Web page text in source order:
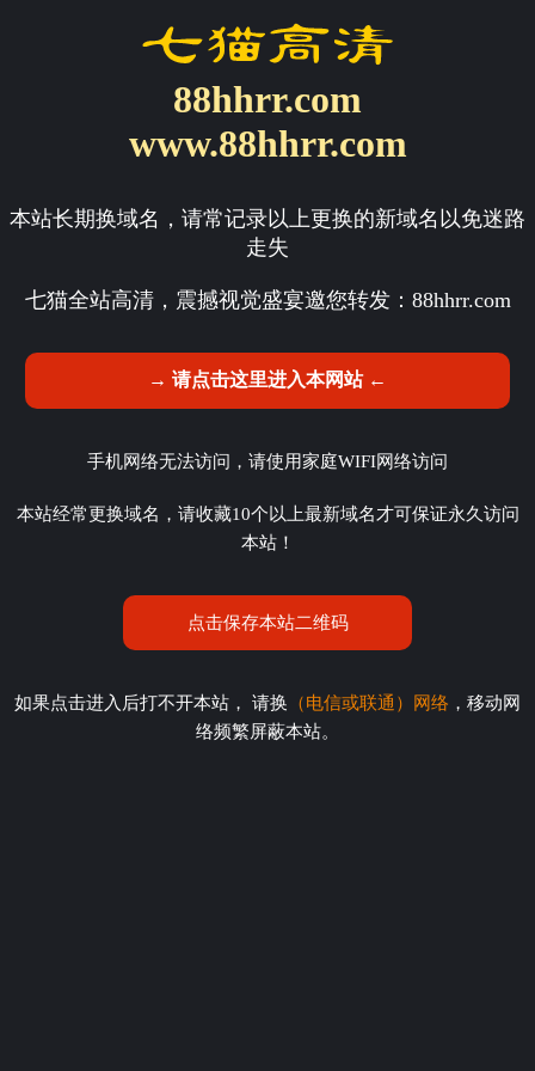
88hhrr.com
www.88hhrr.com
本站长期换域名，请常记录以上更换的新域名以免迷路
走失
七猫全站高清，震撼视觉盛宴邀您转发： 88hhrr.com
→ 请点击这里进入本网站 ←
手机网络无法访问，请使用家庭WIFI网络访问
本站经常更换域名，请收藏10个以上最新域名才可保证永久访问
本站！
点击保存本站二维码
如果点击进入后打不开本站， 请换 （电信或联通）网络 ，移动网
络频繁屏蔽本站。